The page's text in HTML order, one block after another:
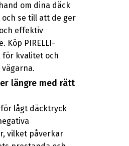
om dina däck
se till att de ger
effektiv
Köp PIRELLI-
kvalitet och
längre med rätt
lågt däcktryck
vilket påverkar